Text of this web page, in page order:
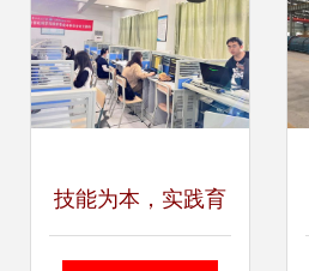
技能为本，实践育